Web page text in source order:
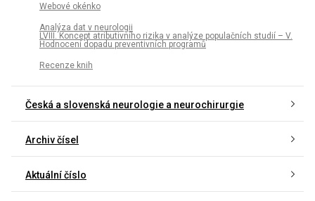
Webové okénko
Analýza dat v neurologii
LVIII. Koncept atributivního rizika v analýze populačních studií – V.
Hodnocení dopadu preventivních programů
Recenze knih
Česká a slovenská neurologie a neurochirurgie
Archiv čísel
Aktuální číslo